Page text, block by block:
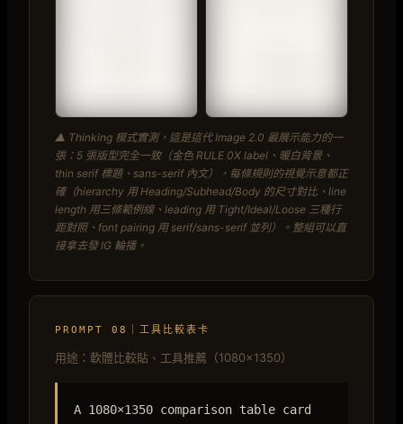
▲ Thinking 模式實測，這是這代 Image 2.0 最展示能力的一
張：5 張版型完全一致（金色 RULE 0X label、暖白背景、
thin serif 標題、sans-serif 內文），每條規則的視覺示意都正
確（hierarchy 用 Heading/Subhead/Body 的尺寸對比、line
length 用三條範例線、leading 用 Tight/Ideal/Loose 三種行
距對照、font pairing 用 serif/sans-serif 並列）。整組可以直
接拿去發 IG 輪播。
PROMPT 08｜工具比較表卡
用途：軟體比較貼、工具推薦（1080×1350）
A 1080×1350 comparison table card